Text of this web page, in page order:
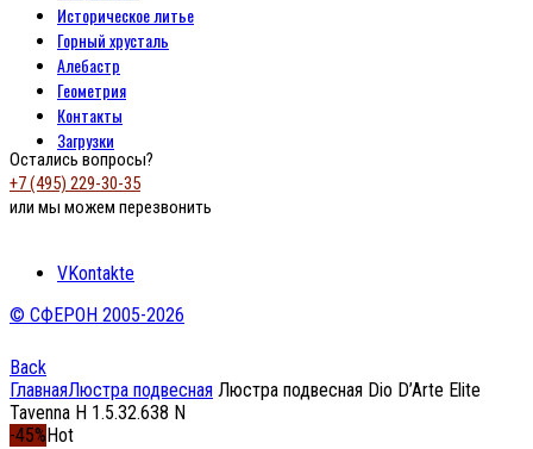
Историческое литье
Горный хрусталь
Алебастр
Геометрия
Контакты
Загрузки
Остались вопросы?
+7 (495) 229-30-35
или мы можем перезвонить
VKontakte
© СФЕРОН 2005-2026
Back
ГлавнаяЛюстра подвесная Люстра подвесная Dio D’Arte Elite
Tavenna H 1.5.32.638 N
-45% Hot